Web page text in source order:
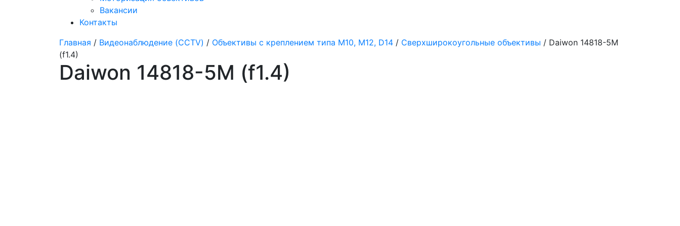
Вакансии
Контакты
Главная / Видеонаблюдение (CCTV) / Объективы с креплением типа M10, M12, D14 / Сверхширокоугольные объективы / Daiwon 14818-5M
(f1.4)
Daiwon 14818-5M (f1.4)